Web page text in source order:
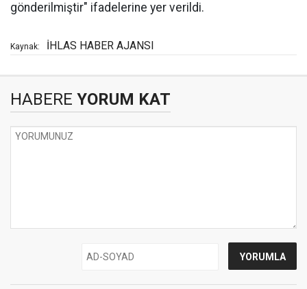
gönderilmiştir" ifadelerine yer verildi.
Kaynak: İHLAS HABER AJANSI
HABERE YORUM KAT